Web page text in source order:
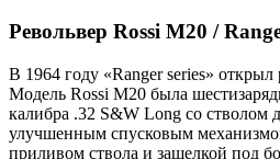
Револьвер Rossi M20 /
В 1964 году «Ranger series» открыл
Модель Rossi M20 была
калибра .32 S&W Long со стволом
улучшенным спусковым
приливом ствола и защелкой под